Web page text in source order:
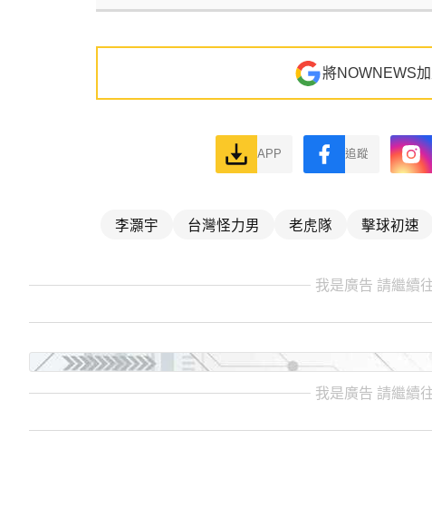
將NOWNEWS
APP 追蹤
李灝宇 台灣怪力男 老虎隊 擊球初速
我是廣告 請繼續
我是廣告 請繼續